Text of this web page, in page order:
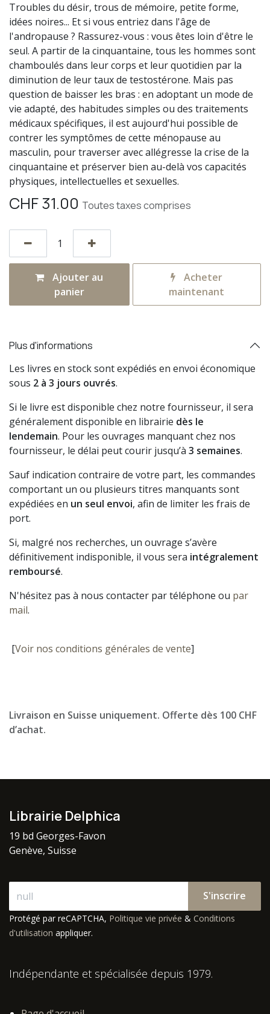
Troubles du désir, trous de mémoire, petite forme,
idées noires... Et si vous entriez dans l'âge de
l'andropause ? Rassurez-vous : vous êtes loin d'être le
seul. A partir de la cinquantaine, tous les hommes sont
chamboulés dans leur corps et leur quotidien par la
diminution de leur taux de testostérone. Mais pas
question de baisser les bras : en adoptant un mode de
vie adapté, des habitudes simples ou des traitements
médicaux spécifiques, il est aujourd'hui possible de
contrer les symptômes de cette ménopause au
masculin, pour traverser avec allégresse la crise de la
cinquantaine et préserver bien au-delà vos capacités
physiques, intellectuelles et sexuelles.
CHF31.00 Toutes taxes comprises
Ajouter au
panier
Acheter
maintenant
Plus d'informations
Les livres en stock sont expédiés en envoi économique
sous 2 à 3 jours ouvrés.
Si le livre est disponible chez notre fournisseur, il sera
généralement disponible en librairie dès le
lendemain. Pour les ouvrages manquant chez nos
fournisseur, le délai peut courir jusqu’à 3 semaines.
Sauf indication contraire de votre part, les commandes
comportant un ou plusieurs titres manquants sont
expédiées en un seul envoi, afin de limiter les frais de
port.
Si, malgré nos recherches, un ouvrage s’avère
définitivement indisponible, il vous sera intégralement
remboursé.
N'hésitez pas à nous contacter par téléphone ou par
mail.
[Voir nos conditions générales de vente]
Livraison en Suisse uniquement. Offerte dès 100 CHF
d’achat.
Librairie Delphica
19 bd Georges-Favon
Genève, Suisse
S'inscrire
Protégé par reCAPTCHA, Politique vie privée & Conditions
d'utilisation appliquer.
Indépendante et spécialisée depuis 1979.